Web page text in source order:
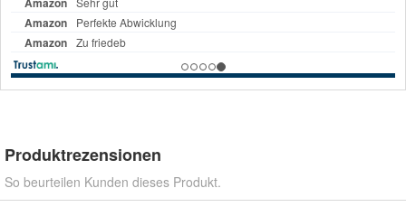
Produktrezensionen
So beurteilen Kunden dieses Produkt.